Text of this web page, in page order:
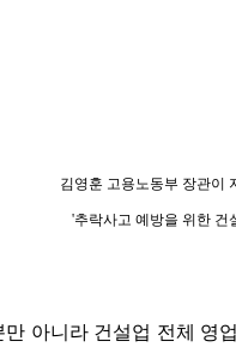
김영훈 고용노동부 장관이
'추락사고 예방을 위한 건
아니라 건설업 전체